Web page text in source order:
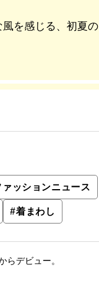
風を感じる、初夏の
ァッションニュース
#着まわし
らデビュー。